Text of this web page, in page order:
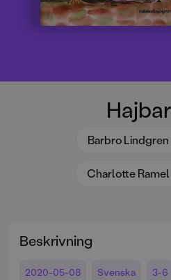
Barbro Lindgren
Charlotte Ramel
Beskrivning
2020-05-08 Svenska 3-6